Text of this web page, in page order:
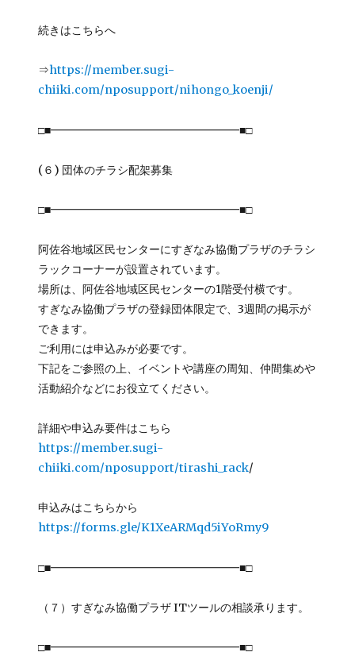
続きはこちらへ
⇒https://member.sugi-
chiiki.com/nposupport/nihongo_koenji/
□■━━━━━━━━━━━━━━━━━■□
(６) 団体のチラシ配架募集
□■━━━━━━━━━━━━━━━━━■□
阿佐谷地域区民センターにすぎなみ協働プラザのチラシ
ラックコーナーが設置されています。
場所は、阿佐谷地域区民センターの1階受付横です。
すぎなみ協働プラザの登録団体限定で、3週間の掲示が
できます。
ご利用には申込みが必要です。
下記をご参照の上、イベントや講座の周知、仲間集めや
活動紹介などにお役立てください。
詳細や申込み要件はこちら
https://member.sugi-
chiiki.com/nposupport/tirashi_rack/
申込みはこちらから
https://forms.gle/K1XeARMqd5iYoRmy9
□■━━━━━━━━━━━━━━━━━■□
（７）すぎなみ協働プラザ ITツールの相談承ります。
□■━━━━━━━━━━━━━━━━━■□